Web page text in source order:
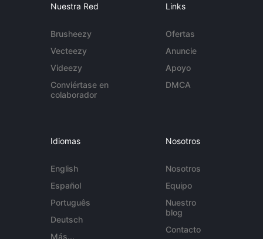
Nuestra Red
Brusheezy
Vecteezy
Videezy
Conviértase en
colaborador
Links
Ofertas
Anuncie
Apoyo
DMCA
Idiomas
English
Español
Português
Deutsch
Más...
Nosotros
Nosotros
Equipo
Nuestro
blog
Contacto